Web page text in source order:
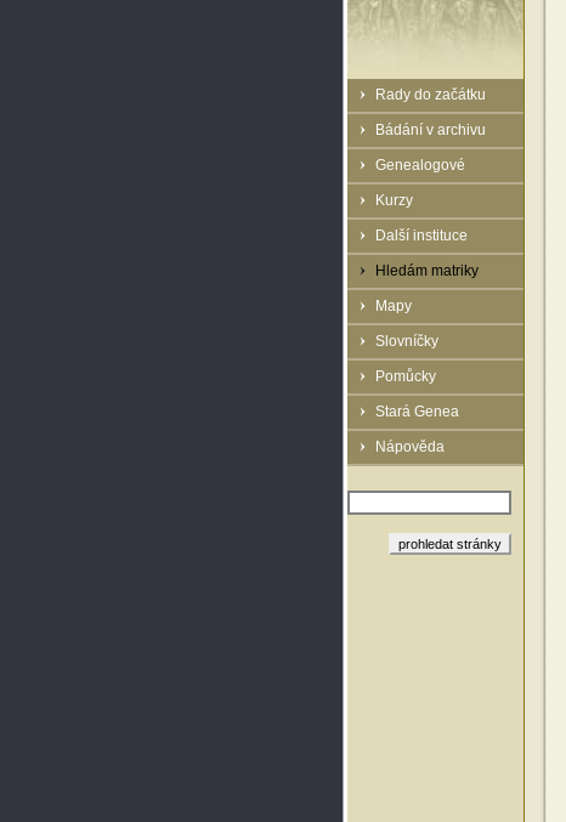
Rady do začátku
Bádání v archivu
Genealogové
Kurzy
Další instituce
Hledám matriky
Mapy
Slovníčky
Pomůcky
Stará Genea
Nápověda